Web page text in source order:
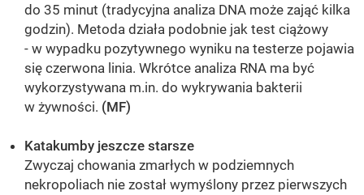
do 35 minut (tradycyjna analiza DNA może zająć kilka
godzin). Metoda działa podobnie jak test ciążowy
- w wypadku pozytywnego wyniku na testerze pojawia
się czerwona linia. Wkrótce analiza RNA ma być
wykorzystywana m.in. do wykrywania bakterii
w żywności. (MF)
Katakumby jeszcze starsze
Zwyczaj chowania zmarłych w podziemnych
nekropoliach nie został wymyślony przez pierwszych